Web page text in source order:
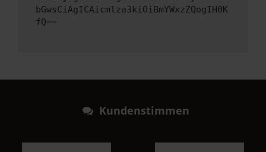
bGwsCiAgICAicmlza3kiOiBmYWxzZQogIH0K
fQ==
Kundenstimmen